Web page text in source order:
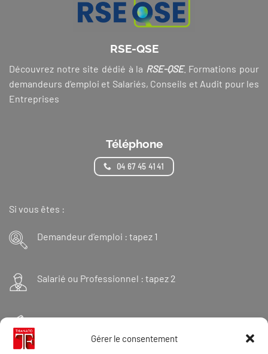
Gérer le consentement
RSE-QSE
Découvrez notre site dédié à la RSE-QSE. Formations pour
demandeurs d’emploi et Salariés, Conseils et Audit pour les
Entreprises
Téléphone
04 67 45 41 41
Si vous êtes :
Demandeur d’emploi : tapez 1
Salarié ou Professionnel : tapez 2
Financeur : tapez 3